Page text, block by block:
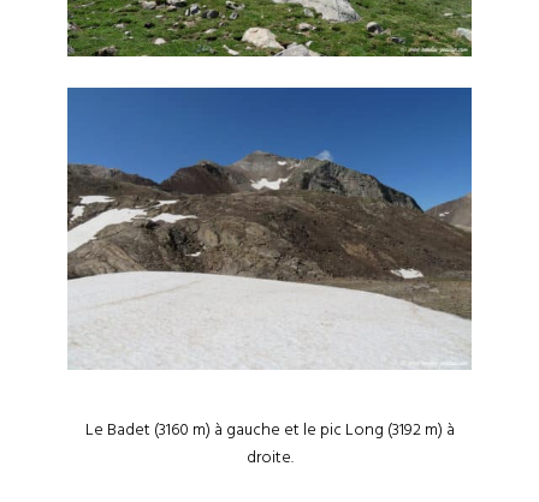
Le Badet (3160 m) à gauche et le pic Long (3192 m) à
droite.